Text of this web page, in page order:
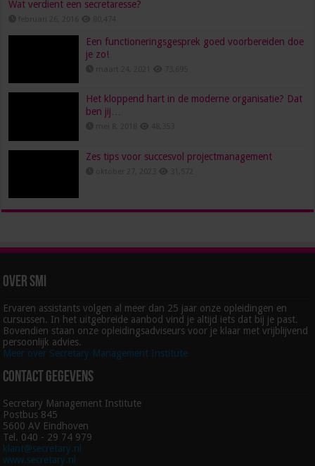
Wat verdient een secretaresse?
Een functioneringsgesprek goed voorbereiden doe
je zo!
Het kloppend hart in de moderne organisatie? Dat
ben jij…
Zes tips voor succesvol projectmanagement
Over SMI
Ervaren assistants volgen al meer dan 25 jaar onze opleidingen en
cursussen. In het uitgebreide aanbod vind je altijd iets dat bij je past.
Bovendien staan onze opleidingsadviseurs voor je klaar met vrijblijvend
persoonlijk advies.
Meer over Secretary Management Institute
Contact gegevens
Secretary Management Institute
Postbus 845
5600 AV Eindhoven
Tel. 040 - 29 74 979
klant@secretary.nl
www.secretary.nl